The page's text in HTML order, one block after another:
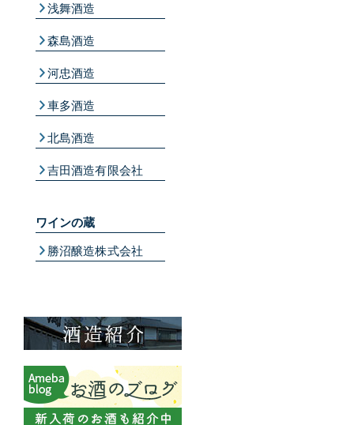
浅舞酒造
森島酒造
河忠酒造
車多酒造
北島酒造
吉田酒造有限会社
ワインの蔵
勝沼醸造株式会社